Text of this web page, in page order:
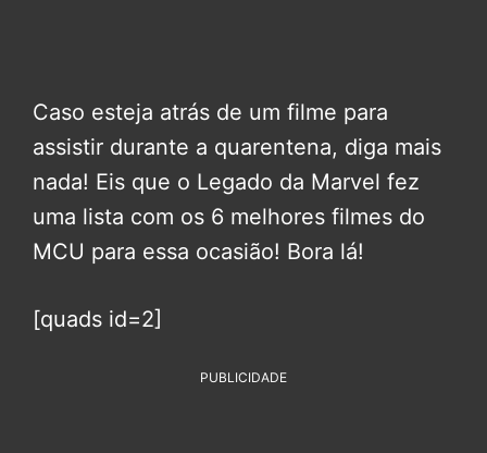
Caso esteja atrás de um filme para
assistir durante a quarentena, diga mais
nada! Eis que o Legado da Marvel fez
uma lista com os 6 melhores filmes do
MCU para essa ocasião! Bora lá!
[quads id=2]
PUBLICIDADE